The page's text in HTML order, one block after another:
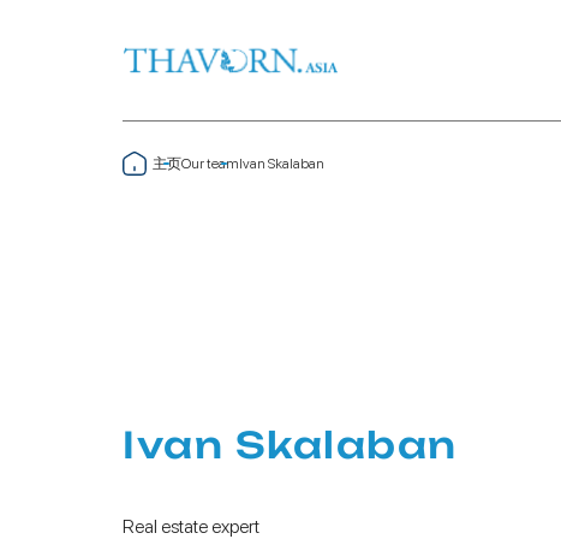
主页Our teamIvan Skalaban
Ivan Skalaban
Real estate expert